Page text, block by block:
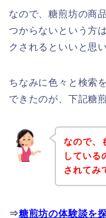
なので、糖煎坊の商
つからないという方
クされるといいと思
ちなみに色々と検索
できたのが、下記糖
なので、
している
されてみ
⇒糖煎坊の体験談を